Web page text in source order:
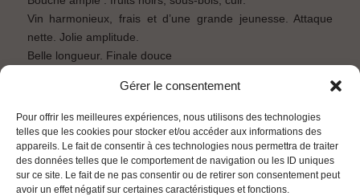
Gérer le consentement
Pour offrir les meilleures expériences, nous utilisons des technologies
telles que les cookies pour stocker et/ou accéder aux informations des
appareils. Le fait de consentir à ces technologies nous permettra de traiter
des données telles que le comportement de navigation ou les ID uniques
sur ce site. Le fait de ne pas consentir ou de retirer son consentement peut
avoir un effet négatif sur certaines caractéristiques et fonctions.
Vin harmonieux, frais et d’une grande jeunesse. Attaque
nette. Jolie amplitude.
Belle longueur. Finale douce
Télécharger la fiche technique RETOUR
in your country.
You acknowledge that you have read and unconditionally accept this